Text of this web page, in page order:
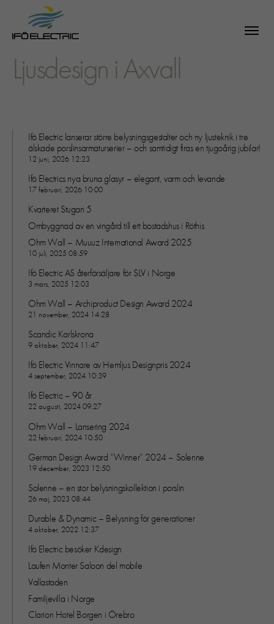
Ljusdesign i Axvall
Ifö Electric lanserar större belysningsgestalter och ny ljusteknik i tre
älskade porslinsarmaturserier – och samtidigt firas en tjugoårig jubilar!
12 juni, 2026 12:23
Ifö Electrics nya bruna glasyr – elegant, varm och levande
17 februari, 2026 10:00
Kvarteret Stugan 5
Ombyggnad av en vingård till ett bostadshus i Röthis
Ohm Wall – Muuuz International Award 2025
10 juli, 2025 08:59
Ifö Electric AS återförsäljare för SLV i Norge
3 mars, 2025 12:03
Ohm Wall – Archiproduct Design Award 2024
21 november, 2024 14:28
Scandic Karlskrona
9 oktober, 2024 11:47
Ifö Electric Vinnare av Hemljus Designpris 2024
4 september, 2024 10:39
Ifö Electric – 90 år
22 augusti, 2024 09:27
Ohm Wall – Lansering 2024
22 februari, 2024 10:50
German Design Award ”Winner” 2024 – Solenne
19 december, 2023 12:50
Solenne – en stor belysningskollektion i porslin
26 maj, 2023 08:44
Durable & Dynamic – Belysning för generationer
4 oktober, 2022 12:37
Ifö Electric besöker Kdesign
Laufen Monter Saloon del mobile
Vallastaden
Familjevilla i Norge
Clarion Hotel Borgen i Örebro